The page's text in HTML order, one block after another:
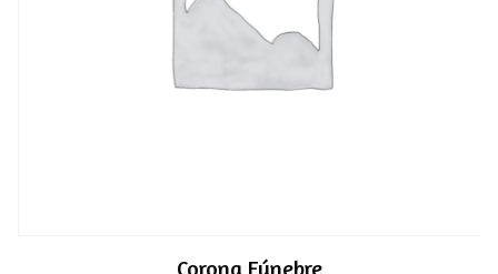
Corona Fúnebre